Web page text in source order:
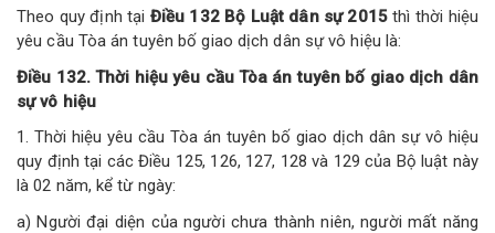
Theo quy định tại Điều 132 Bộ Luật dân sự 2015thì thời hiệu
yêu cầu Tòa án tuyên bố giao dịch dân sự vô hiệu là:
Điều 132. Thời hiệu yêu cầu Tòa án tuyên bố giao dịch dân
sự vô hiệu
1. Thời hiệu yêu cầu Tòa án tuyên bố giao dịch dân sự vô hiệu
quy định tại các Điều 125, 126, 127, 128 và 129 của Bộ luật này
là 02 năm, kể từ ngày:
a) Người đại diện của người chưa thành niên, người mất năng